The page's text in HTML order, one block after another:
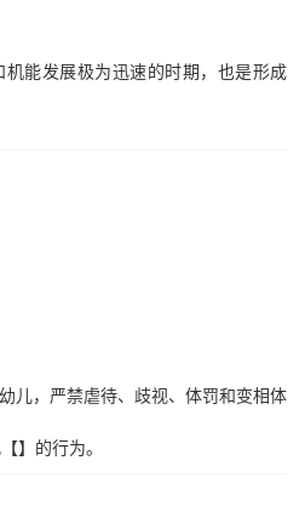
能发展极为迅速的时期，也是形成
儿，严禁虐待、歧视、体罚和变相体
】的行为。